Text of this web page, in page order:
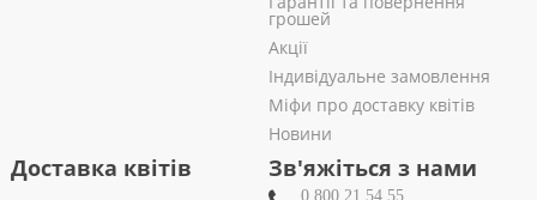
грошей
Акції
Індивідуальне замовлення
Міфи про доставку квітів
Новини
Доставка квітів Зв'яжіться з нами
0 800 21 54 55